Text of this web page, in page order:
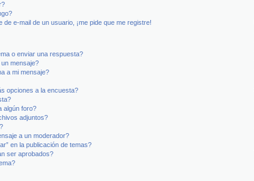
e-mail de un usuario, ¡me pide que me registre!
o enviar una respuesta?
mensaje?
a mi mensaje?
opciones a la encuesta?
algún foro?
adjuntos?
a un moderador?
en la publicación de temas?
ser aprobados?